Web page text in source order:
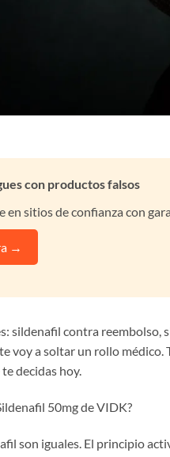
con productos falsos
en sitios de confianza con
→
sildenafil contra reembolso,
voy a soltar un rollo médico.
decidas hoy.
50mg de VIDK?
son iguales. El principio